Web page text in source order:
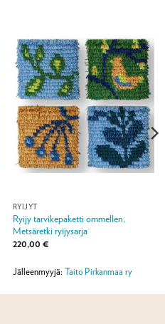
RYIJYT
Ryijy tarvikepaketti ommellen,
Metsäretki ryijysarja
220,00 €
Jälleenmyyjä: Taito Pirkanmaa ry